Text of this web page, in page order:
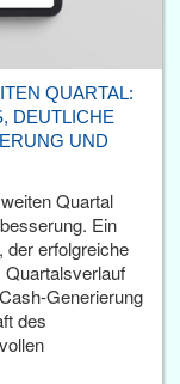
QUARTAL:
DEUTLICHE
UND
Quartal
Ein
der erfolgreiche
Quartalsverlauf
Generierung
des